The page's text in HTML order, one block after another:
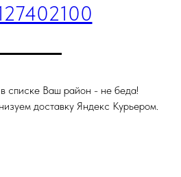
списке Ваш район - не беда!
доставку Яндекс Курьером.